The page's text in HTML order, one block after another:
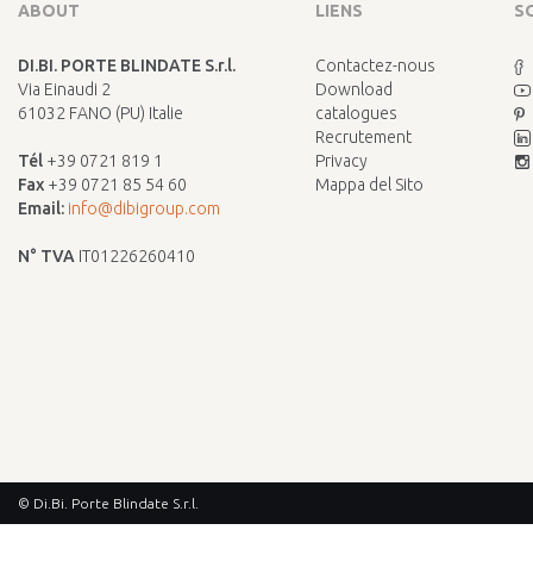
ABOUT
DI.BI. PORTE BLINDATE S.r.l.
Via Einaudi 2
61032 FANO (PU) Italie
Tél +39 0721 819 1
Fax +39 0721 85 54 60
Email: info@dibigroup.com
N° TVA IT01226260410
LIENS
Contactez-nous
Download
catalogues
Recrutement
Privacy
Mappa del Sito
© Di.Bi. Porte Blindate S.r.l.